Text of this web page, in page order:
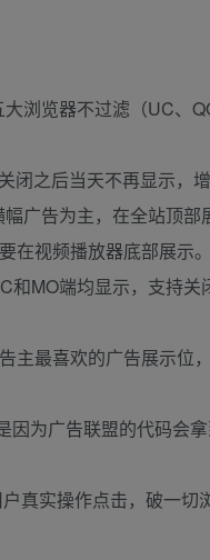
浏览器不过滤（UC、
之后当天不再显示，
广告为主，在全站顶部
在视频播放器底部展示
MO端均显示，支持
主最喜欢的广告展示位
为广告联盟的代码会
真实操作点击，破一